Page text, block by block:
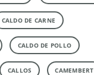
CALDO DE CARNE
CALDO DE POLLO
CALLOS CAMEMBERT